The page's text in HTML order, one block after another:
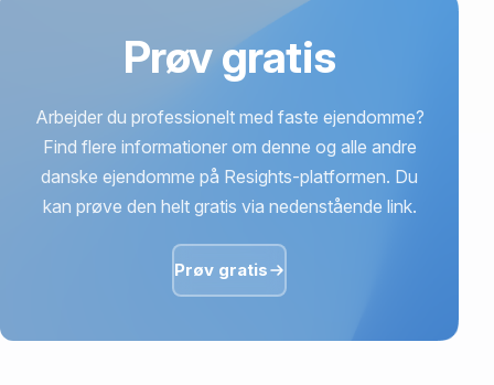
Prøv gratis
Arbejder du professionelt med faste ejendomme?
Find flere informationer om denne og alle andre
danske ejendomme på Resights-platformen. Du
kan prøve den helt gratis via nedenstående link.
Prøv gratis